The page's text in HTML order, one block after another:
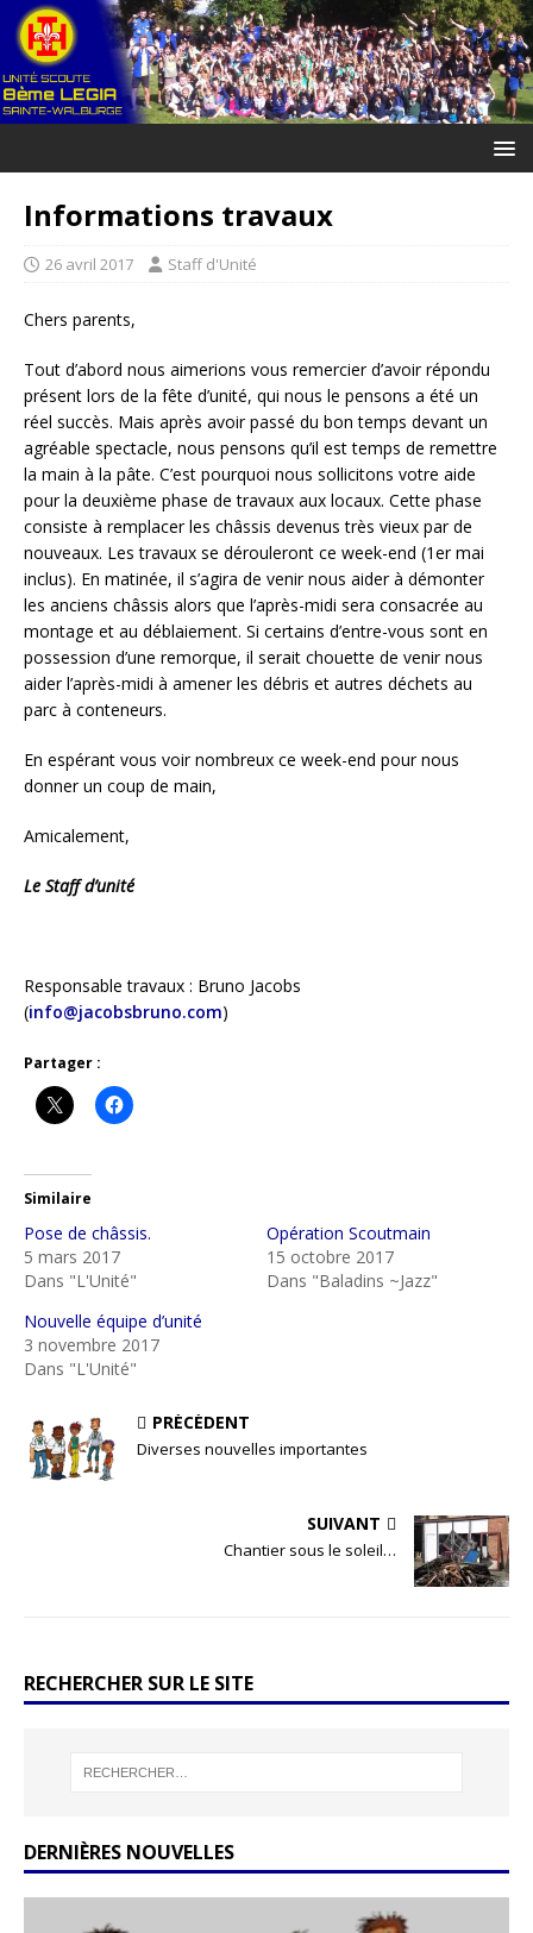
Informations travaux
26 avril 2017 Staff d'Unité
Chers parents,
Tout d’abord nous aimerions vous remercier d’avoir répondu
présent lors de la fête d’unité, qui nous le pensons a été un
réel succès. Mais après avoir passé du bon temps devant un
agréable spectacle, nous pensons qu’il est temps de remettre
la main à la pâte. C’est pourquoi nous sollicitons votre aide
pour la deuxième phase de travaux aux locaux. Cette phase
consiste à remplacer les châssis devenus très vieux par de
nouveaux. Les travaux se dérouleront ce week-end (1er mai
inclus). En matinée, il s’agira de venir nous aider à démonter
les anciens châssis alors que l’après-midi sera consacrée au
montage et au déblaiement. Si certains d’entre-vous sont en
possession d’une remorque, il serait chouette de venir nous
aider l’après-midi à amener les débris et autres déchets au
parc à conteneurs.
En espérant vous voir nombreux ce week-end pour nous
donner un coup de main,
Amicalement,
Le Staff d’unité
Responsable travaux : Bruno Jacobs
(info@jacobsbruno.com)
Partager :
Similaire
Pose de châssis.
5 mars 2017
Dans "L'Unité"
Opération Scoutmain
15 octobre 2017
Dans "Baladins ~Jazz"
Nouvelle équipe d’unité
3 novembre 2017
Dans "L'Unité"
PRÉCÉDENT
Diverses nouvelles importantes
SUIVANT
Chantier sous le soleil…
RECHERCHER SUR LE SITE
DERNIÈRES NOUVELLES